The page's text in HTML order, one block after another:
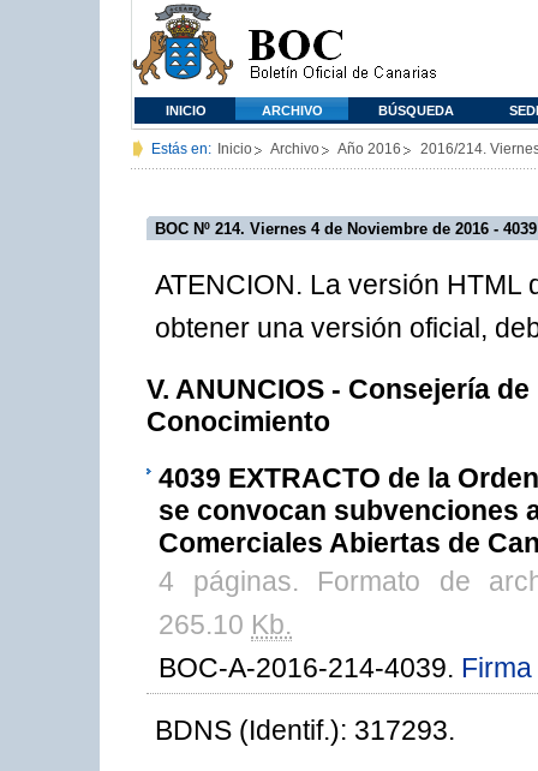
INICIO ARCHIVO BÚSQUEDA
Estás en: Inicio Archivo Año 2016 2016/214.
BOC Nº 214. Viernes 4 de Noviembre de 2016 - 4039
ATENCION. La versión HTML
obtener una versión oficial,
V. ANUNCIOS - Consejería
Conocimiento
4039 EXTRACTO de la
se convocan subvenciones
Comerciales Abiertas de
4 páginas. Formato de
265.10 Kb.
BOC-A-2016-214-4039.
BDNS (Identif.): 317293.